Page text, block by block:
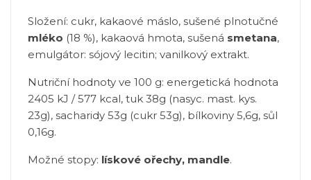
Složení: cukr, kakaové máslo, sušené plnotučné
mléko (18 %), kakaová hmota, sušená smetana,
emulgátor: sójový lecitin; vanilkový extrakt.
Nutriční hodnoty ve 100 g: energetická hodnota
2405 kJ / 577 kcal, tuk 38g (nasyc. mast. kys.
23g), sacharidy 53g (cukr 53g), bílkoviny 5,6g, sůl
0,16g.
Možné stopy: lískové ořechy, mandle.